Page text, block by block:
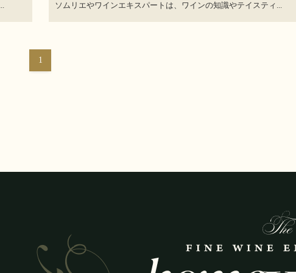
ソムリエやワインエキスパートは、ワインの知識やテイスティ...
1